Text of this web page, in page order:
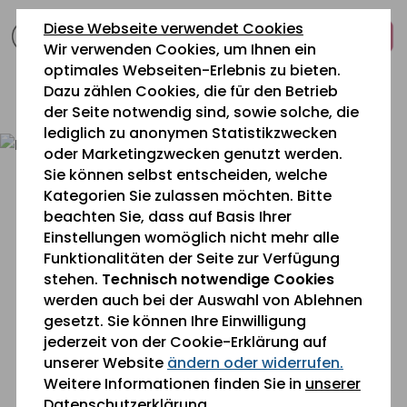
Diese Webseite verwendet Cookies
Wir verwenden Cookies, um Ihnen ein
optimales Webseiten-Erlebnis zu bieten.
Dazu zählen Cookies, die für den Betrieb
der Seite notwendig sind, sowie solche, die
lediglich zu anonymen Statistikzwecken
oder Marketingzwecken genutzt werden.
Sie können selbst entscheiden, welche
Kategorien Sie zulassen möchten. Bitte
beachten Sie, dass auf Basis Ihrer
Einstellungen womöglich nicht mehr alle
Funktionalitäten der Seite zur Verfügung
stehen. Technisch notwendige Cookies
werden auch bei der Auswahl von Ablehnen
gesetzt. Sie können Ihre Einwilligung
jederzeit von der Cookie-Erklärung auf
unserer Website ändern oder widerrufen.
Weitere Informationen finden Sie in unserer
zum
Inhalt
springen
zur
Navigation
springen
zum
Fußbereich
springen
0 26 42 40 60
Sie befinden sich gerade hier:Leistungen» Pflege